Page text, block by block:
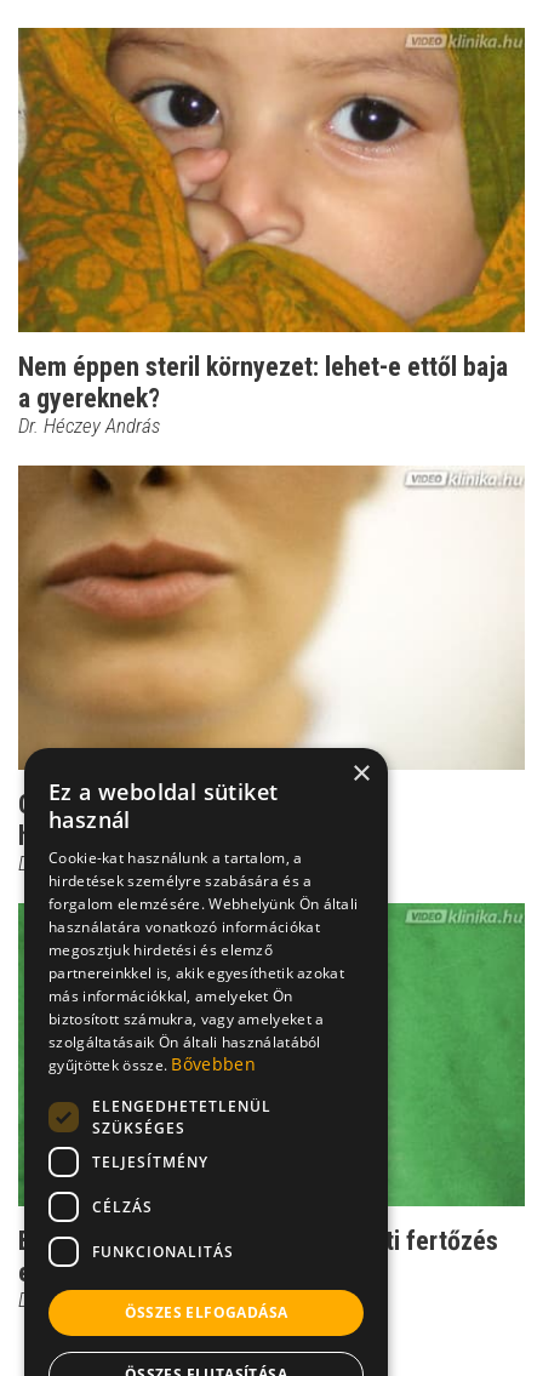
Nem éppen steril környezet: lehet-e ettől baja
a gyereknek?
Dr. Héczey András
Célzott kezelés: Kiirthatatlan a női
hólyaghurutbetegség?
Dr. Fekete Ferenc
Baktériumok a vizeletben: A húgyúti fertőzés
ezért csíp
Dr. Fischer Gábor
×
Ez a weboldal sütiket
használ
Cookie-kat használunk a tartalom, a
hirdetések személyre szabására és a
forgalom elemzésére. Webhelyünk Ön általi
használatára vonatkozó információkat
megosztjuk hirdetési és elemző
partnereinkkel is, akik egyesíthetik azokat
más információkkal, amelyeket Ön
biztosított számukra, vagy amelyeket a
szolgáltatásaik Ön általi használatából
gyűjtöttek össze. Bővebben
ELENGEDHETETLENÜL
SZÜKSÉGES
TELJESÍTMÉNY
CÉLZÁS
FUNKCIONALITÁS
ÖSSZES ELFOGADÁSA